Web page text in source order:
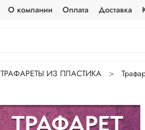
О компании Оплата Доставка
ТРАФАРЕТЫ ИЗ ПЛАСТИКА